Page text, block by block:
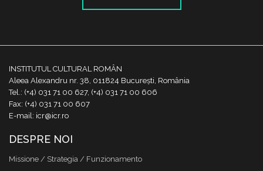
INSTITUTUL CULTURAL ROMÂN
Aleea Alexandru nr. 38, 011824 București, România
Tel.: (+4) 031 71 00 627, (+4) 031 71 00 606
Fax: (+4) 031 71 00 607
E-mail: icr@icr.ro
DESPRE NOI
Missione / Strategia / Funzionamento